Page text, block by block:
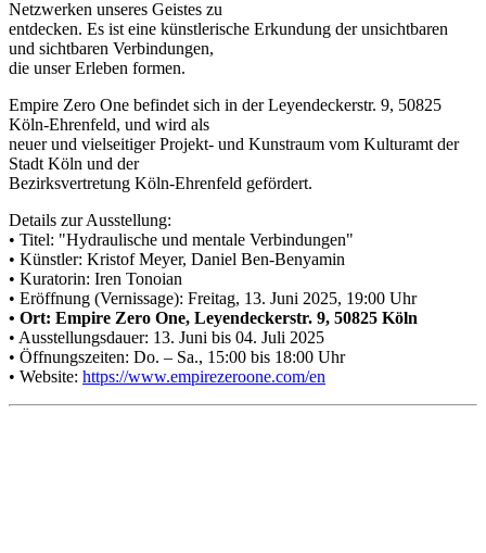
Netzwerken unseres Geistes zu
entdecken. Es ist eine künstlerische Erkundung der unsichtbaren
und sichtbaren Verbindungen,
die unser Erleben formen.
Empire Zero One befindet sich in der Leyendeckerstr. 9, 50825
Köln-Ehrenfeld, und wird als
neuer und vielseitiger Projekt- und Kunstraum vom Kulturamt der
Stadt Köln und der
Bezirksvertretung Köln-Ehrenfeld gefördert.
Details zur Ausstellung:
• Titel: "Hydraulische und mentale Verbindungen"
• Künstler: Kristof Meyer, Daniel Ben-Benyamin
• Kuratorin: Iren Tonoian
• Eröffnung (Vernissage): Freitag, 13. Juni 2025, 19:00 Uhr
• Ort: Empire Zero One, Leyendeckerstr. 9, 50825 Köln
• Ausstellungsdauer: 13. Juni bis 04. Juli 2025
• Öffnungszeiten: Do. – Sa., 15:00 bis 18:00 Uhr
• Website: https://www.empirezeroone.com/en